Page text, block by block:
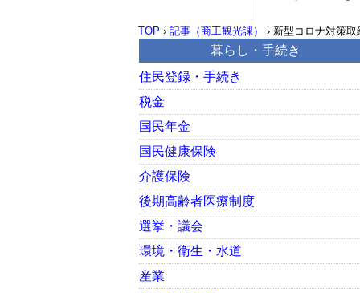
TOP › 記事（商工観光課） › 新型コロナ対策
暮らし・手続き
住民登録・手続き
税金
国民年金
国民健康保険
介護保険
後期高齢者医療制度
選挙・議会
環境・衛生・水道
産業